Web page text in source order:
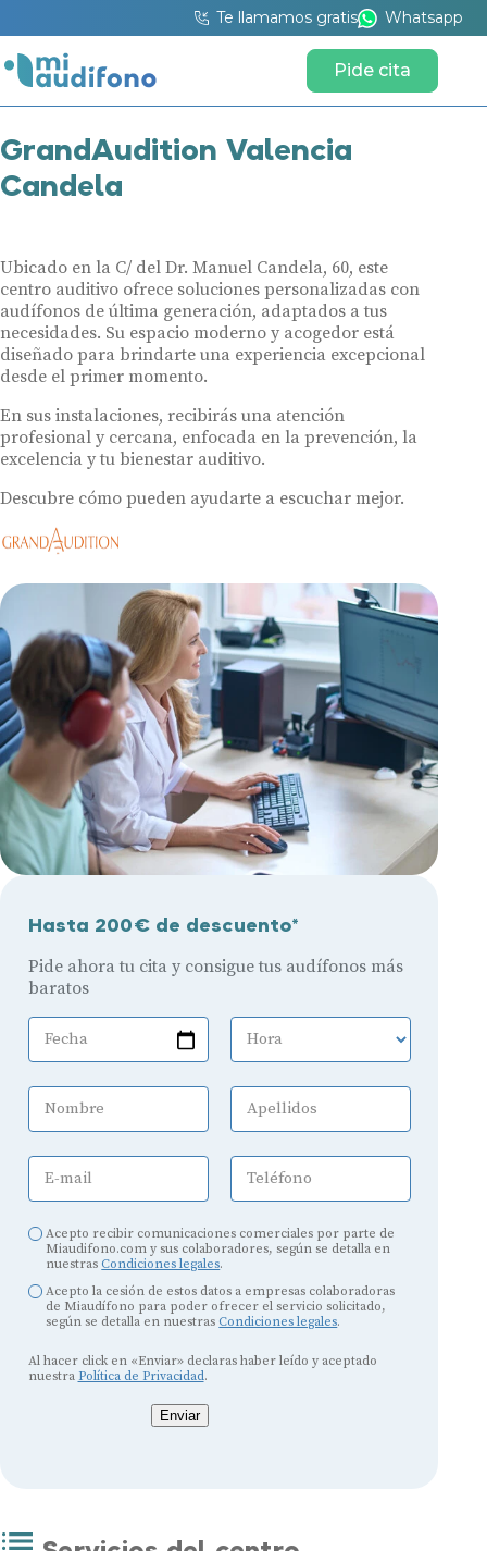
Te llamamos gratis Whatsapp
Pide cita
GrandAudition Valencia
Candela
Ubicado en la C/ del Dr. Manuel Candela, 60, este
centro auditivo ofrece soluciones personalizadas con
audífonos de última generación, adaptados a tus
necesidades. Su espacio moderno y acogedor está
diseñado para brindarte una experiencia excepcional
desde el primer momento.
En sus instalaciones, recibirás una atención
profesional y cercana, enfocada en la prevención, la
excelencia y tu bienestar auditivo.
Descubre cómo pueden ayudarte a escuchar mejor.
Hasta 200€ de descuento*
Pide ahora tu cita y consigue tus audífonos más
baratos
Fecha Hora
Nombre Apellidos
E-mail Teléfono
Acepto recibir comunicaciones comerciales por parte de
Miaudifono.com y sus colaboradores, según se detalla en
nuestras Condiciones legales.
Acepto la cesión de estos datos a empresas colaboradoras
de Miaudífono para poder ofrecer el servicio solicitado,
según se detalla en nuestras Condiciones legales.
Al hacer click en «Enviar» declaras haber leído y aceptado
nuestra Política de Privacidad.
Enviar